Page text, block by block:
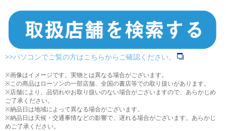
>>パソコンでご覧の方はこちらからご確認ください。
※画像はイメージです。実物とは異なる場合がございます。
※この商品はローソンの一部店舗、全国の書店等での取り扱いがあります。
※店舗により、品切れやお取り扱いのない場合がございますので、あらかじめ
ご了承ください。
※納品日は地域によって異なる場合がございます。
※納品日は天候・交通事情などの影響で、遅れる場合がございます。あらかじ
めご了承ください。